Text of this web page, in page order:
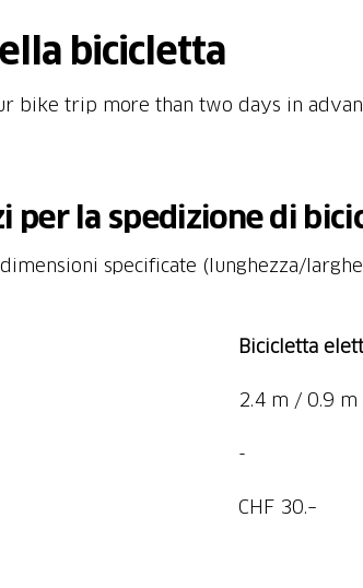
bicicletta
bike trip more than two days in
per la spedizione di
specificate (lunghezza/
Bicicletta
2.4 m / 0.9 m
-